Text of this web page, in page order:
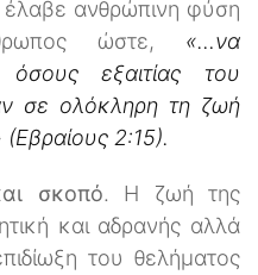
έλαβε ανθρώπινη φύση
ώστε, «…να
όσους εξαιτίας του
σε ολόκληρη τη ζωή
(Εβραίους 2:15).
σκοπό. Η ζωή της
και αδρανής αλλά
του θελήματος